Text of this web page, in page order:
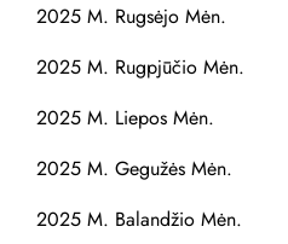
2025 M. Rugsėjo Mėn.
2025 M. Rugpjūčio Mėn.
2025 M. Liepos Mėn.
2025 M. Gegužės Mėn.
2025 M. Balandžio Mėn.